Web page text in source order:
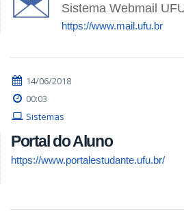
Sistema Webmail
https://www.mail.ufu.br
14/06/2018
00:03
Sistemas
Portal do Aluno
https://www.portalestudante.ufu.br/